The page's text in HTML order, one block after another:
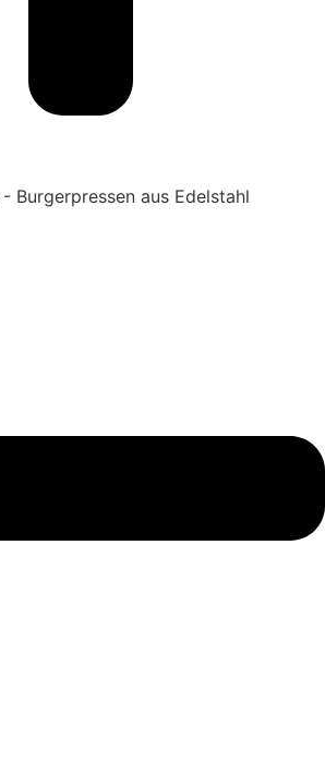
Burgerpressen aus Edelstahl